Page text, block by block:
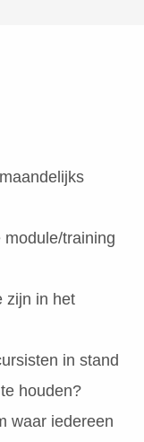
training
zijn in het
in stand
houden?
waar iedereen